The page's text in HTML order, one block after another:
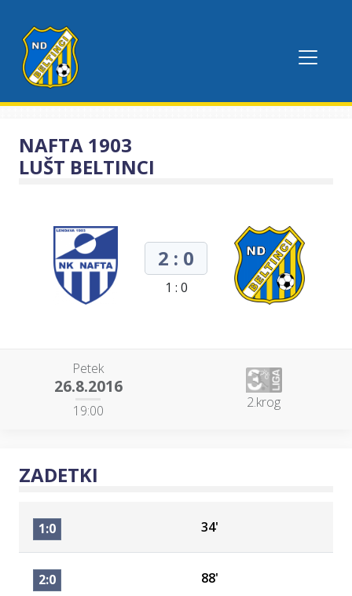
NAFTA 1903
LUŠT BELTINCI
2 : 0
1 : 0
Petek
26.8.2016
19:00 2.krog
ZADETKI
1:0 34'
2:0 88'